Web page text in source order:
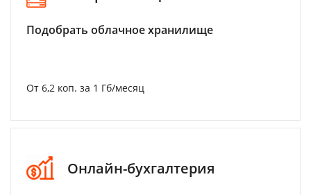
Подобрать облачное хранилище
От 6,2 коп. за 1 Гб/месяц
Онлайн-бухгалтерия